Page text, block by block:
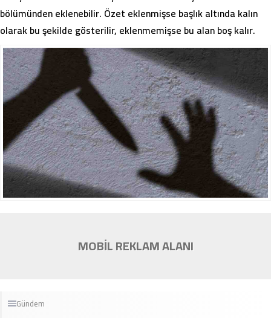
bölümünden eklenebilir. Özet eklenmişse başlık altında kalın
olarak bu şekilde gösterilir, eklenmemişse bu alan boş kalır.
MOBİL REKLAM ALANI
Gündem